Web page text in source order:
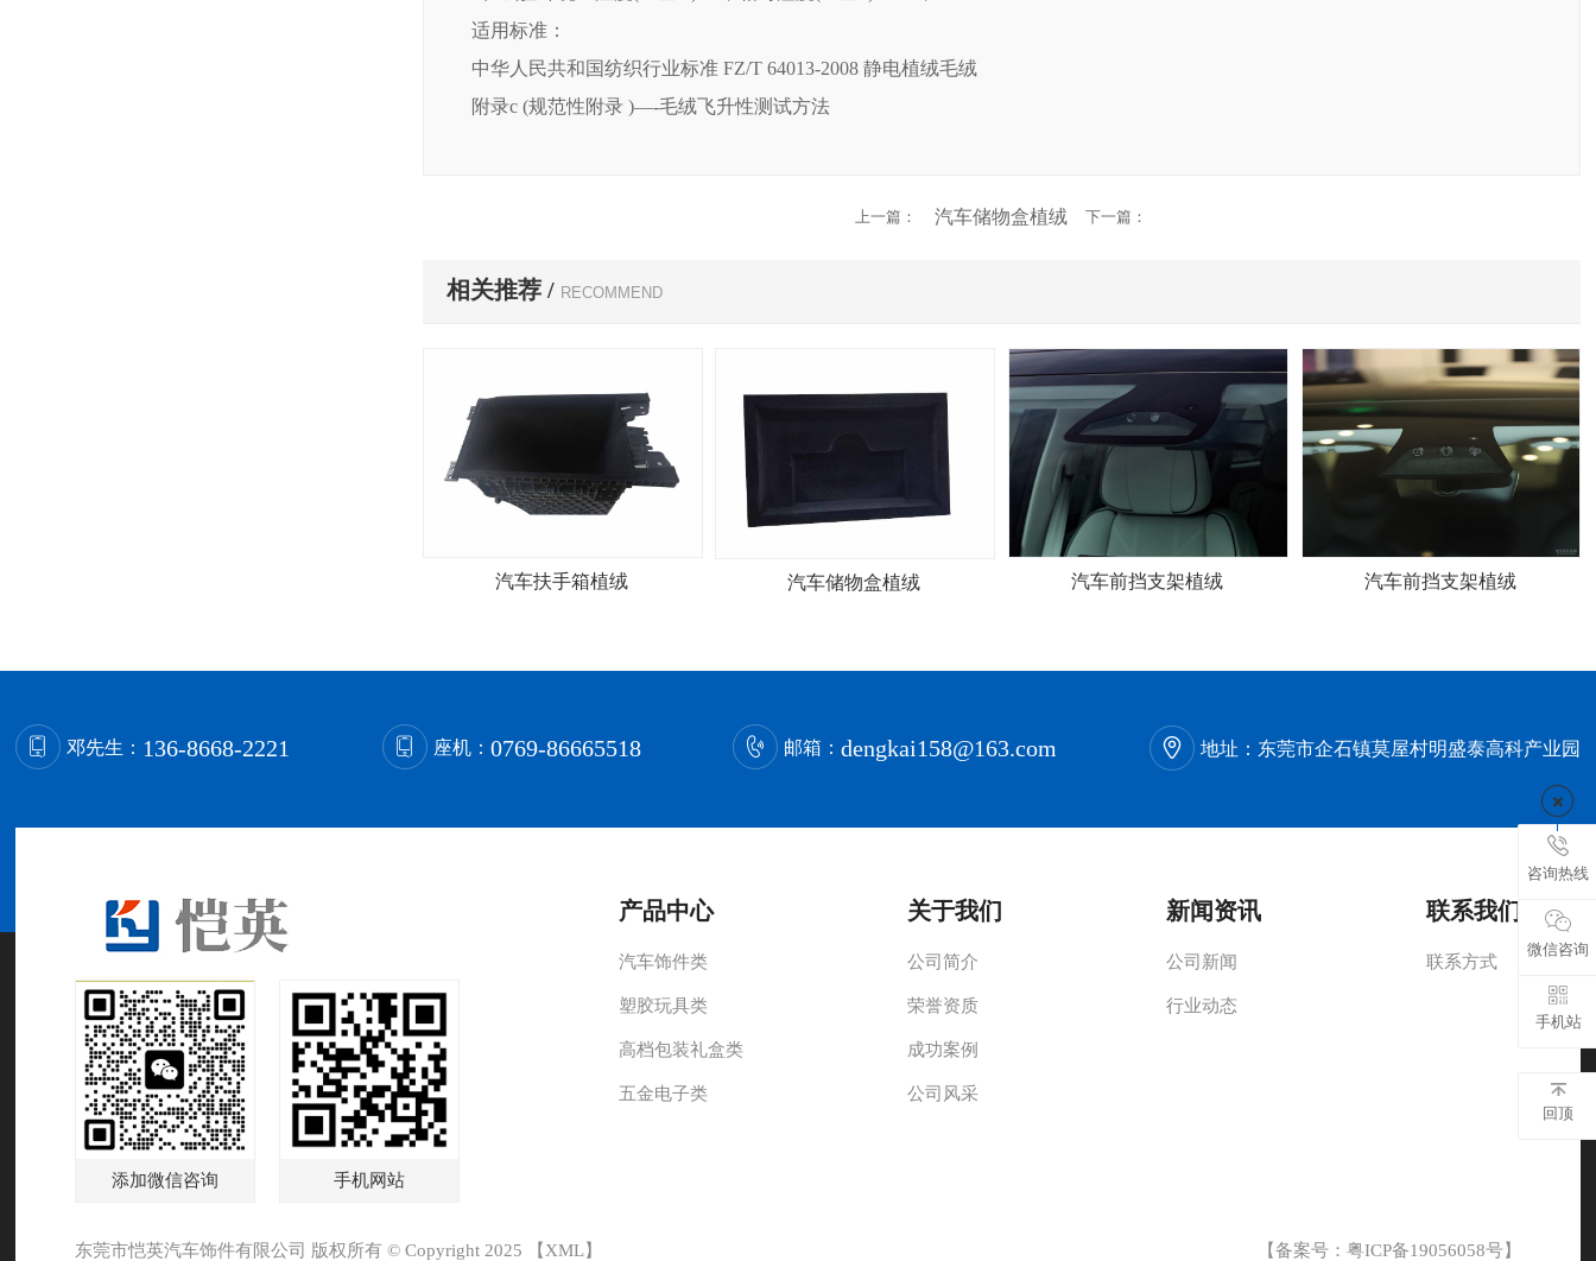
适用标准：
中华人民共和国纺织行业标准 FZ/T 64013-2008 静电植绒毛绒
附录c (规范性附录 )—-毛绒飞升性测试方法
上一篇： 汽车储物盒植绒 下一篇：
相关推荐 / RECOMMEND
汽车扶手箱植绒 汽车储物盒植绒 汽车前挡支架植绒 汽车前挡支架植绒
邓先生： 136-8668-2221 座机： 0769-86665518 邮箱：dengkai158@163.com 地址： 东莞市企石镇莫屋村明盛泰高科产业园
添加微信咨询 手机网站
产品中心
汽车饰件类
塑胶玩具类
高档包装礼盒类
五金电子类
关于我们
公司简介
荣誉资质
成功案例
公司风采
新闻资讯
公司新闻
行业动态
联系我们
联系方式
东莞市恺英汽车饰件有限公司 版权所有 © Copyright 2025 【 XML】 【备案号： 粤ICP备19056058号】
咨询热线
微信咨询
手机站
回顶